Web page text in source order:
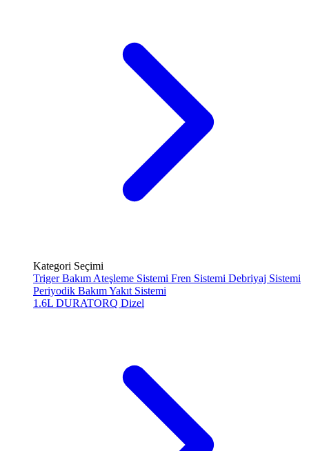
Kategori Seçimi
Triger Bakım Ateşleme Sistemi Fren Sistemi Debriyaj Sistemi
Periyodik BakımYakıt Sistemi
1.6L DURATORQ Dizel